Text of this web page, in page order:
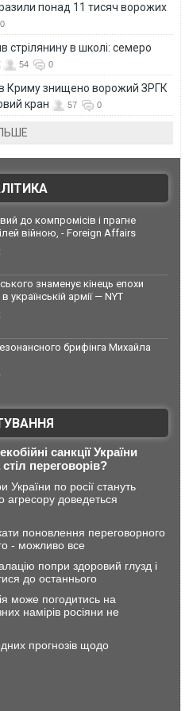
понад 11 тисяч ворожих
0
стрілянину в школі: семеро
54 0
Криму знищено ворожий ЗРГК
кран
57 0
до компромісів і прагне
війною, - Foreign Affairs
знаменує кінець епохи
українській армії — NYT
брифінга Михайла
санкції України
переговорів?
України по росії стануть
агресору доведеться
поновлення переговорного
- можливо все
попри здоровий глузд і
до останнього
може погодитись на
намірів росіяни не
прогнозів щодо